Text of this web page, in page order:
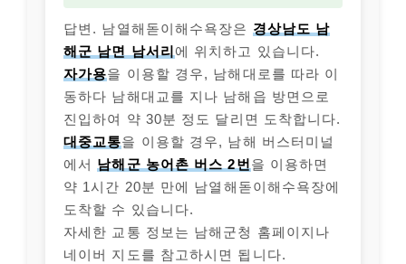
답변. 남열해돋이해수욕장은 경상남도 남
해군 남면 남서리 에 위치하고 있습니다.
자가용을 이용할 경우, 남해대로를 따라 이
동하다 남해대교를 지나 남해읍 방면으로
진입하여 약 30분 정도 달리면 도착합니다.
대중교통을 이용할 경우, 남해 버스터미널
에서 남해군 농어촌 버스 2번 을 이용하면
약 1시간 20분 만에 남열해돋이해수욕장에
도착할 수 있습니다.
자세한 교통 정보는 남해군청 홈페이지나
네이버 지도를 참고하시면 됩니다.